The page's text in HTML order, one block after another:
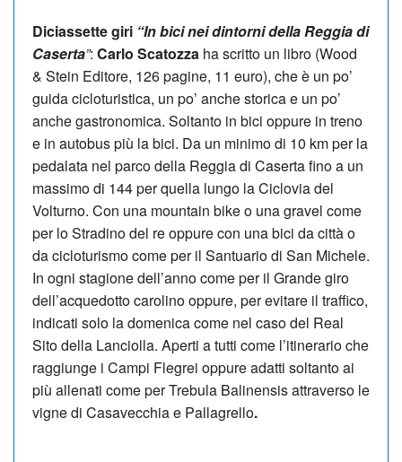
Diciassette giri “In bici nei dintorni della Reggia di
Caserta”: Carlo Scatozza ha scritto un libro (Wood
& Stein Editore, 126 pagine, 11 euro), che è un po’
guida cicloturistica, un po’ anche storica e un po’
anche gastronomica. Soltanto in bici oppure in treno
e in autobus più la bici. Da un minimo di 10 km per la
pedalata nel parco della Reggia di Caserta fino a un
massimo di 144 per quella lungo la Ciclovia del
Volturno. Con una mountain bike o una gravel come
per lo Stradino del re oppure con una bici da città o
da cicloturismo come per il Santuario di San Michele.
In ogni stagione dell’anno come per il Grande giro
dell’acquedotto carolino oppure, per evitare il traffico,
indicati solo la domenica come nel caso del Real
Sito della Lanciolla. Aperti a tutti come l’itinerario che
raggiunge i Campi Flegrei oppure adatti soltanto ai
più allenati come per Trebula Balinensis attraverso le
vigne di Casavecchia e Pallagrello.